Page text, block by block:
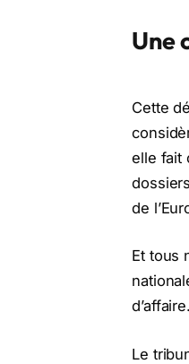
Une
Cette
elle fait
de
Et tous
Le